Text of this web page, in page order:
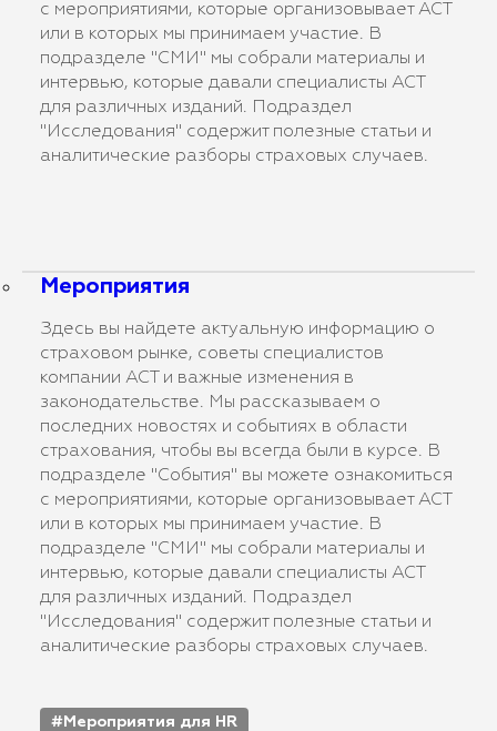
с мероприятиями, которые организовывает АСТ
или в которых мы принимаем участие. В
подразделе "СМИ" мы собрали материалы и
интервью, которые давали специалисты АСТ
для различных изданий. Подраздел
"Исследования" содержит полезные статьи и
аналитические разборы страховых случаев.
Мероприятия
Здесь вы найдете актуальную информацию о
страховом рынке, советы специалистов
компании АСТ и важные изменения в
законодательстве. Мы рассказываем о
последних новостях и событиях в области
страхования, чтобы вы всегда были в курсе. В
подразделе "События" вы можете ознакомиться
с мероприятиями, которые организовывает АСТ
или в которых мы принимаем участие. В
подразделе "СМИ" мы собрали материалы и
интервью, которые давали специалисты АСТ
для различных изданий. Подраздел
"Исследования" содержит полезные статьи и
аналитические разборы страховых случаев.
Мероприятия для HR